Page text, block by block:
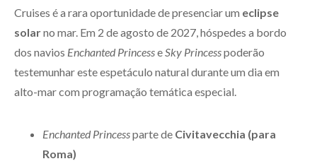
Cruises é a rara oportunidade de presenciar um eclipse
solarno mar. Em 2 de agosto de 2027, hóspedes a bordo
dos navios Enchanted PrincesseSky Princesspoderão
testemunhar este espetáculo natural durante um dia em
alto-mar com programação temática especial.
Enchanted Princessparte de Civitavecchia (para
Roma)